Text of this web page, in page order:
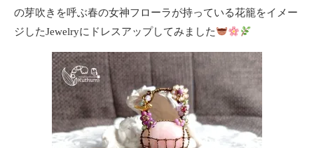
の芽吹きを呼ぶ春の女神フローラが持っている花籠をイメー
ジしたJewelryにドレスアップしてみました